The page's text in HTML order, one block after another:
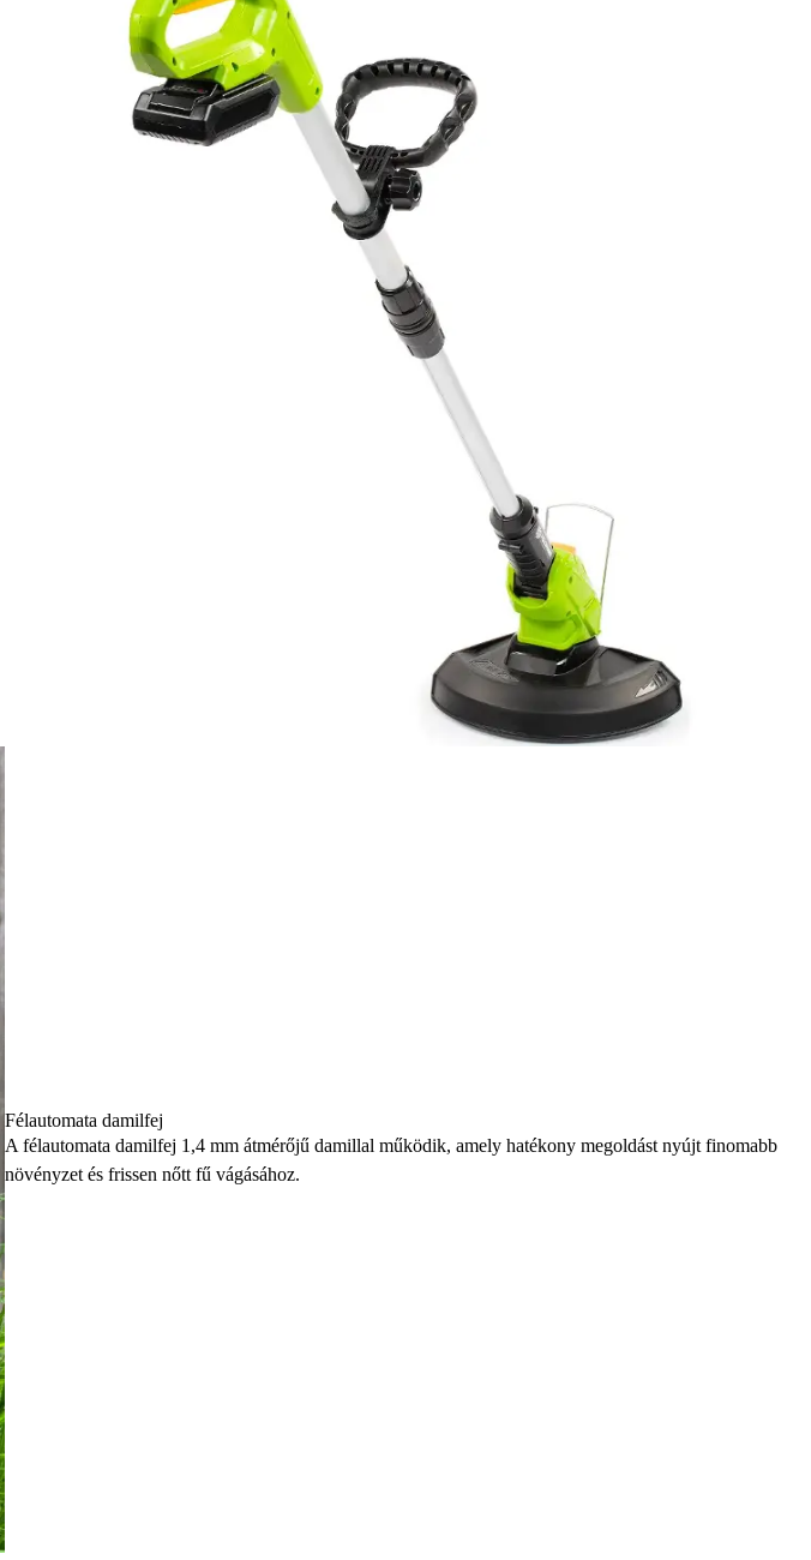
Félautomata damilfej
A félautomata damilfej 1,4 mm átmérőjű damillal működik, amely hatékony megoldást nyújt finomabb
növényzet és frissen nőtt fű vágásához.